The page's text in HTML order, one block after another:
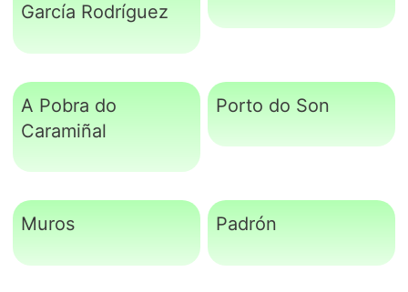
García Rodríguez
A Pobra do
Caramiñal
Porto do Son
Muros Padrón